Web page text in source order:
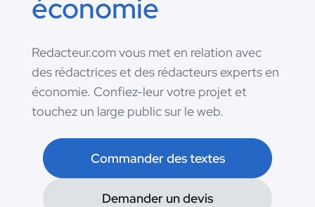
économie
Redacteur.com vous met en relation avec
des rédactrices et des rédacteurs experts en
économie. Confiez-leur votre projet et
touchez un large public sur le web.
Commander des textes
Demander un devis